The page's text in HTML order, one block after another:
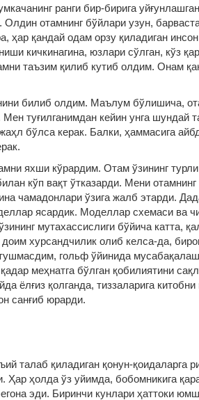
ранги бир-бирига
Олдин отамнинг бўйлари узун,
ҳар қандай одам орзу қиладиган
кичкинагина, юзлари сўлган, кўз
таъзим қилиб кутиб олдим. Онам
билиб олдим. Маълум бўлишича,
туғилганимдан кейин унга шундай
бўлса керак. Балки, ҳаммасига
яхши кўрардим. Отам ўзининг
кўп вақт ўтказарди. Мени
чамадонлари ўзига жалб этарди.
ясардик. Моделлар схемаси ва
мутахассислиги бўйича катта,
хурсандчилик олиб келса-да,
гольф ўйинида
меҳнатга бўлган қобилиятини
ёлғиз қолганда, тиззаларига
санғиб юрарди.
талаб қиладиган қонун-қоидаларга
Ҳар ҳолда ўз уйимда, бобомникига
эди. Биринчи кунлари ҳаттоки